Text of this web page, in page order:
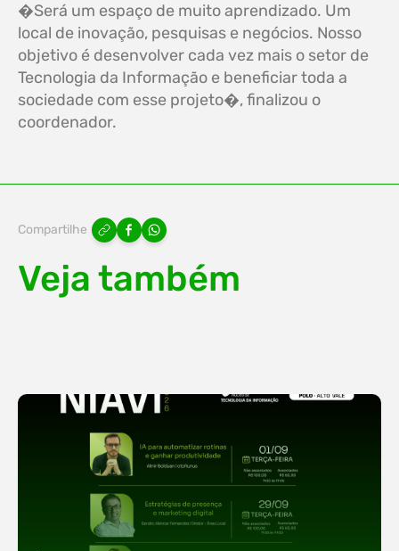
�Será um espaço de muito aprendizado. Um
local de inovação, pesquisas e negócios. Nosso
objetivo é desenvolver cada vez mais o setor de
Tecnologia da Informação e beneficiar toda a
sociedade com esse projeto�, finalizou o
coordenador.
Compartilhe
Veja também